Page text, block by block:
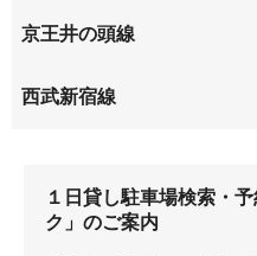
荻窪
京王井の頭線
三鷹台
富士見ヶ丘
西武新宿線
１日貸し駐車場検索・
ク」のご案内